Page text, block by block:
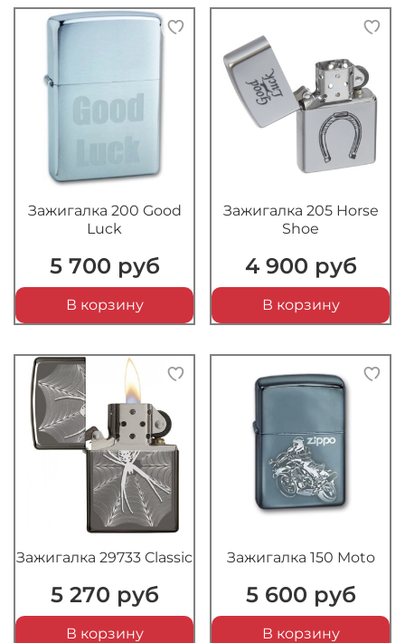
Зажигалка 200 Good
Luck
5 700 руб
В корзину
Зажигалка 205 Horse
Shoe
4 900 руб
В корзину
Зажигалка 29733 Classic
5 270 руб
В корзину
Зажигалка 150 Moto
5 600 руб
В корзину